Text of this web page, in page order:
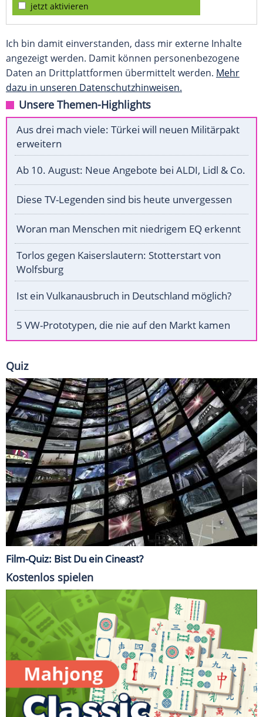
jetzt aktivieren
Ich bin damit einverstanden, dass mir externe Inhalte
angezeigt werden. Damit können personenbezogene
Daten an Drittplattformen übermittelt werden. Mehr
dazu in unseren Datenschutzhinweisen.
Unsere Themen-Highlights
Aus drei mach viele: Türkei will neuen Militärpakt
erweitern
Ab 10. August: Neue Angebote bei ALDI, Lidl & Co.
Diese TV-Legenden sind bis heute unvergessen
Woran man Menschen mit niedrigem EQ erkennt
Torlos gegen Kaiserslautern: Stotterstart von
Wolfsburg
Ist ein Vulkanausbruch in Deutschland möglich?
5 VW-Prototypen, die nie auf den Markt kamen
Quiz
Film-Quiz: Bist Du ein Cineast?
Kostenlos spielen